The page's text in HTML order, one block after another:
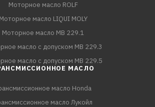
Моторное масло ROLF
Моторное масло LIQUI MOLY
Моторное масло MB 229.1
масло с допуском MB 229.3
масло с допуском MB 229.5
МАСЛО
масло Honda
масло Лукойл